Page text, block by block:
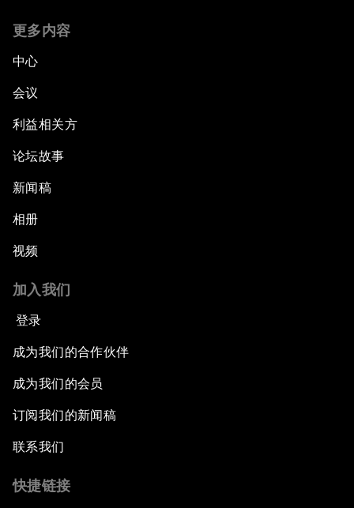
更多内容
中心
会议
利益相关方
论坛故事
新闻稿
相册
视频
加入我们
登录
成为我们的合作伙伴
成为我们的会员
订阅我们的新闻稿
联系我们
快捷链接